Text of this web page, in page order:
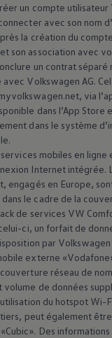
un compte utilisateur
avec son nom
la création du
son association avec
un contrat
avec Volkswagen AG.
via
dans l’App Store
dans le système
services mobiles en
Internet intégrée.
engagés en Europe,
dans le cadre de la
de services VW
ci, un forfait de
par Volkswagen
externe
couverture réseau de
volume de données
du hotspot Wi-
peut également
Des